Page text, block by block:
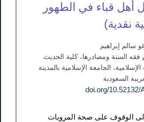
قباء في الطهور
نقدية)
سالم إبراهيم
السنة ومصادرها، كلية الحديث
الجامعة الإسلامية بالمدينة
السعودية
الوقوف على صحة المرويات